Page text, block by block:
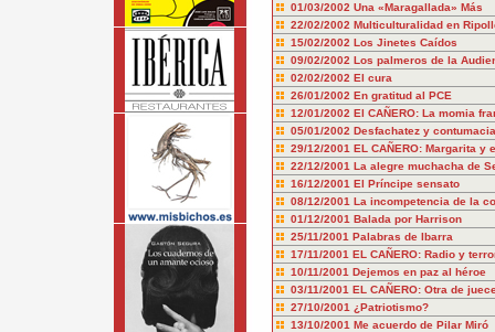
01/03/2002 Una «Maragallada» Más
22/02/2002 Multiculturalidad en
15/02/2002 Los Jinetes Caídos
09/02/2002 Los palmeros de la
02/02/2002 El cura
26/01/2002 En gratitud al PCE
12/01/2002 El CAÑERO: La momia
05/01/2002 Desfachatez y contumacia
29/12/2001 EL CAÑERO: Margarita y
22/12/2001 La alegre muchacha de
16/12/2001 El Príncipe sensato
08/12/2001 La incompetencia de la
01/12/2001 Balada por Harrison
25/11/2001 Palabras de Ibarra
17/11/2001 EL CAÑERO: Radio y
10/11/2001 Dejemos en paz al héroe
03/11/2001 EL CAÑERO: Otra de
27/10/2001 ¿Patriotismo?
13/10/2001 Me acuerdo de Pilar Miró